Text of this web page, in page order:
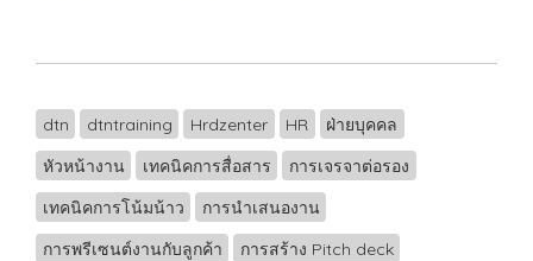
dtn dtntraining Hrdzenter HR
ฝ่ายบุคคล
หัวหน้างาน
เทคนิคการสื่อสาร
การเจรจาต่อรอง
เทคนิคการโน้มน้าว
การนำเสนองาน
การพรีเซนต์งานกับลูกค้า
การสร้าง Pitch deck